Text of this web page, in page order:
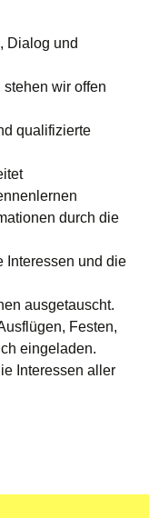
Dialog und
wir offen
qualifizierte
durch die
Interessen und die
ausgetauscht.
Festen,
eingeladen.
Interessen aller